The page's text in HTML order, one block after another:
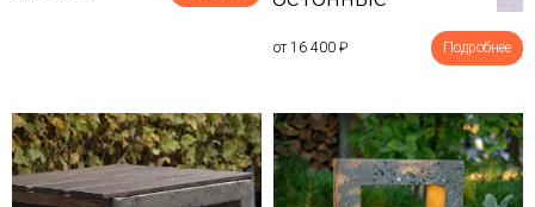
от 16 400 ₽ Подробнее